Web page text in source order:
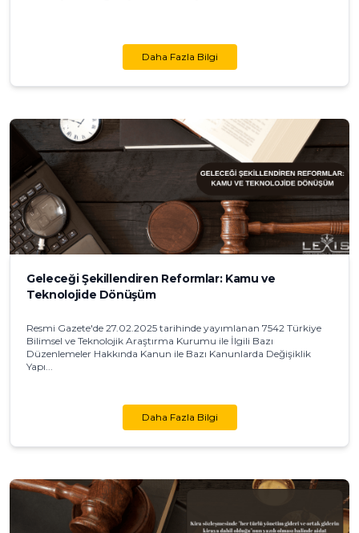
Daha Fazla Bilgi
Geleceği Şekillendiren Reformlar: Kamu ve
Teknolojide Dönüşüm
Resmi Gazete'de 27.02.2025 tarihinde yayımlanan 7542 Türkiye
Bilimsel ve Teknolojik Araştırma Kurumu ile İlgili Bazı
Düzenlemeler Hakkında Kanun ile Bazı Kanunlarda Değişiklik
Yapı...
Daha Fazla Bilgi